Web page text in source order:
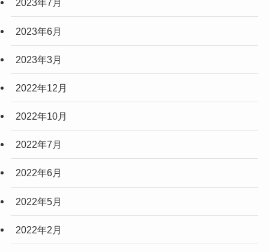
2023年7月
2023年6月
2023年3月
2022年12月
2022年10月
2022年7月
2022年6月
2022年5月
2022年2月